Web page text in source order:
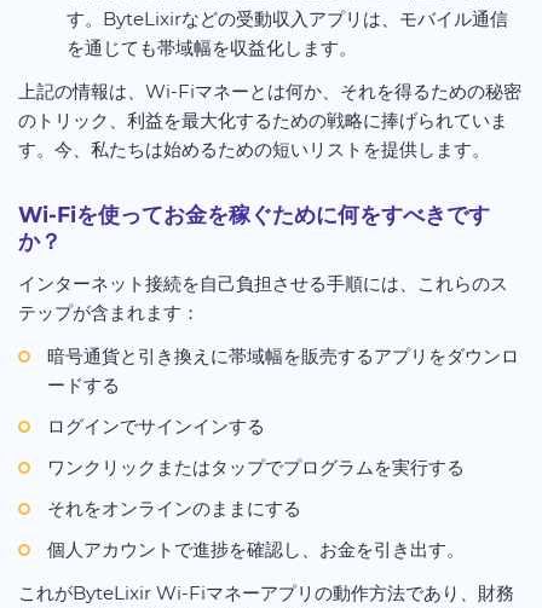
す。ByteLixirなどの受動収入アプリは、モバイル通信
を通じても帯域幅を収益化します。
上記の情報は、Wi-Fiマネーとは何か、それを得るための秘密
のトリック、利益を最大化するための戦略に捧げられていま
す。今、私たちは始めるための短いリストを提供します。
Wi-Fiを使ってお金を稼ぐために何をすべきです
か？
インターネット接続を自己負担させる手順には、これらのス
テップが含まれます：
暗号通貨と引き換えに帯域幅を販売するアプリをダウンロ
ードする
ログインでサインインする
ワンクリックまたはタップでプログラムを実行する
それをオンラインのままにする
個人アカウントで進捗を確認し、お金を引き出す。
これがByteLixir Wi-Fiマネーアプリの動作方法であり、財務